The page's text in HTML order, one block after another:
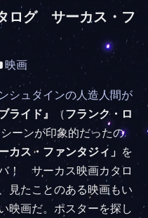
ログ サーカス・フ
映画
シュタインの人造人間が
ライド』 （フランク・ロ
ーンが印象的だったの
カス・ファンタジィ」 を
！ サーカス映画カタロ
見たことのある映画もい
映画だ。ポスターを探し